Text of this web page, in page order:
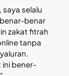
selalu
benar
zakat fitrah
tanpa
ini bener-